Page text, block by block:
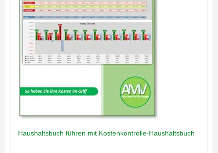
Haushaltsbuch führen mit Kostenkontrolle-Haushaltsbuch